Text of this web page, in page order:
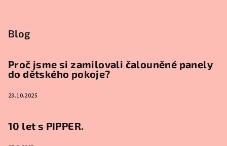
Blog
Proč jsme si zamilovali čalouněné panely
do dětského pokoje?
23.10.2025
10 let s PIPPER.